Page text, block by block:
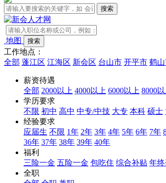
地图
工作地点：
全部 蓬江区 江海区 新会区 台山市 开平市 鹤
薪资待遇
全部 2000以上 4000以上 6000以上 8000
学历要求
不限 初中 高中 中专/中技 大专 本科 硕士
经验要求
应届生 不限 1年 2年 3年 4年 5年 6年 7年
36年 37年 38年 39年 40年
福利
三险一金 五险一金 包吃住 综合补贴 年
全职